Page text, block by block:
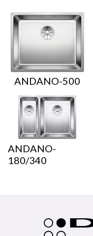
ANDANO-500
ANDANO-
180/340